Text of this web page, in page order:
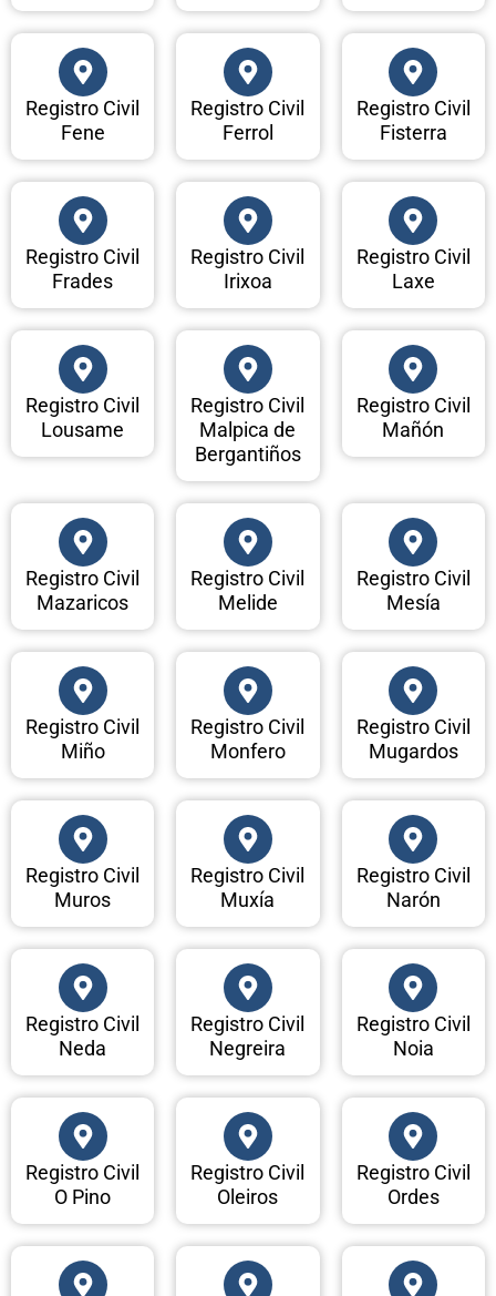
Registro Civil
Fene
Registro Civil
Ferrol
Registro Civil
Fisterra
Registro Civil
Frades
Registro Civil
Irixoa
Registro Civil
Laxe
Registro Civil
Lousame
Registro Civil
Malpica de
Bergantiños
Registro Civil
Mañón
Registro Civil
Mazaricos
Registro Civil
Melide
Registro Civil
Mesía
Registro Civil
Miño
Registro Civil
Monfero
Registro Civil
Mugardos
Registro Civil
Muros
Registro Civil
Muxía
Registro Civil
Narón
Registro Civil
Neda
Registro Civil
Negreira
Registro Civil
Noia
Registro Civil
O Pino
Registro Civil
Oleiros
Registro Civil
Ordes